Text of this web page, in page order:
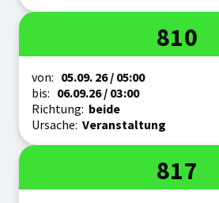
Linie
810
Zeitraum
von: 05.09. 26/ 05:00
bis: 06.09.26/ 03:00
Richtung: beide
Ursache: Veranstaltung
Linie
817